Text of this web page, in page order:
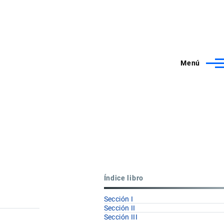
Menú
Índice libro
Sección I
Sección II
Sección III